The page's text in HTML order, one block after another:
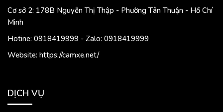
Cơ sở 2: 178B Nguyễn Thị Thập - Phường Tân Thuận - Hồ Chí
Minh
Hotine: 0918419999 - Zalo: 0918419999
Website: https://camxe.net/
DỊCH VỤ